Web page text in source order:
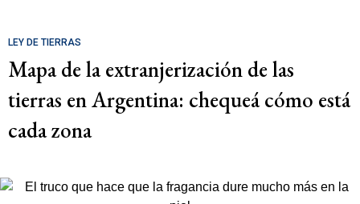
LEY DE TIERRAS
Mapa de la extranjerización de las
tierras en Argentina: chequeá cómo está
cada zona